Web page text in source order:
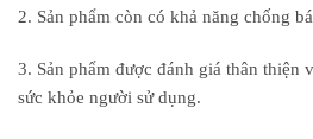
2. Sản phẩm còn có khả năng chống
3. Sản phẩm được đánh giá thân thiện
sức khỏe người sử dụng.